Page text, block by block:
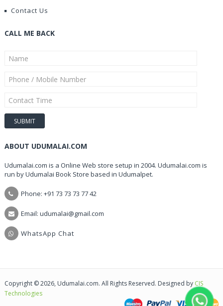
Contact Us
CALL ME BACK
ABOUT UDUMALAI.COM
Udumalai.com is a Online Web store setup in 2004. Udumalai.com is
run by Udumalai Book Store based in Udumalpet.
Phone: +91 73 73 73 77 42
Email: udumalai@gmail.com
WhatsApp Chat
Copyright © 2026, Udumalai.com. All Rights Reserved. Designed by CIS
Technologies